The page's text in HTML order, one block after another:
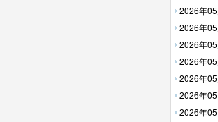
回放】
2026年
【高清回
2026年
【高清回
2026年
回放】
2026年
放】
2026年
回放】
2026年
清回放】
2026年